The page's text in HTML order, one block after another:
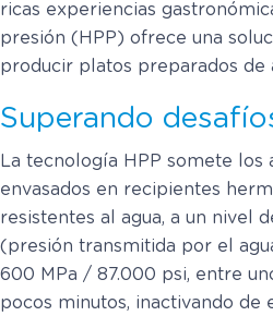
ricas experiencias
presión (HPP) ofrece una
producir platos preparados de
Superando
La tecnología HPP somete
envasados en recipientes
resistentes al agua, a un nivel
(presión transmitida por el
600 MPa / 87.000 psi, entre
pocos minutos, inactivando de